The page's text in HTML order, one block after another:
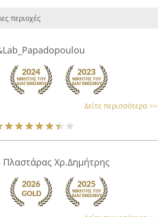
περιοχές
Δείτε περισσότερα >>
Πλαστάρας Χρ.Δημήτρης